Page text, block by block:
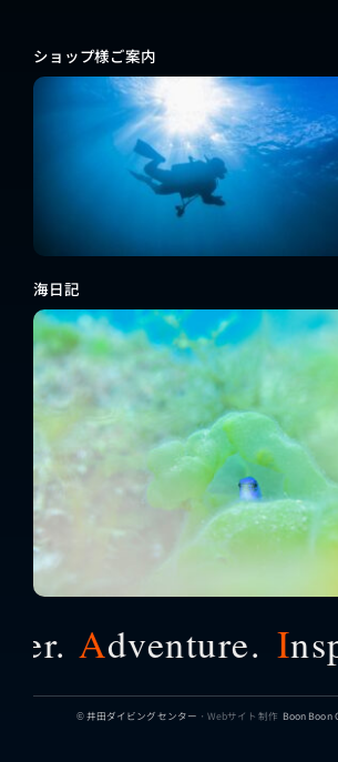
ショップ様ご案内
海日記
Adventure. I
© 井田ダイビングセンター ・Webサイト制作 Boon Boon